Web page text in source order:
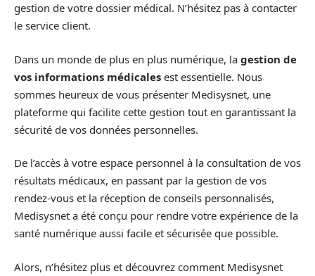
gestion de votre dossier médical. N’hésitez pas à contacter
le service client.
Dans un monde de plus en plus numérique, la gestion de
vos informations médicales est essentielle. Nous
sommes heureux de vous présenter Medisysnet, une
plateforme qui facilite cette gestion tout en garantissant la
sécurité de vos données personnelles.
De l’accès à votre espace personnel à la consultation de vos
résultats médicaux, en passant par la gestion de vos
rendez-vous et la réception de conseils personnalisés,
Medisysnet a été conçu pour rendre votre expérience de la
santé numérique aussi facile et sécurisée que possible.
Alors, n’hésitez plus et découvrez comment Medisysnet